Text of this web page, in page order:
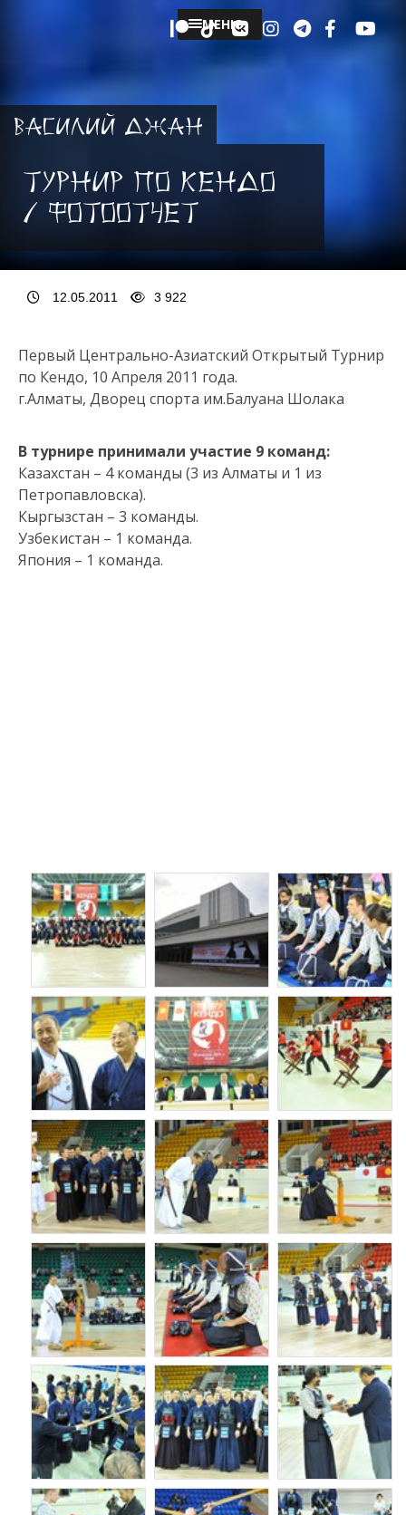
МЕНЮ
Василий Джан
Турнир по Кендо
/ Фотоотчет
12.05.2011 3 922
Первый Центрально-Азиатский Открытый Турнир
по Кендо, 10 Апреля 2011 года.
г.Алматы, Дворец спорта им.Балуана Шолака
В турнире принимали участие 9 команд:
Казахстан – 4 команды (3 из Алматы и 1 из
Петропавловска).
Кыргызстан – 3 команды.
Узбекистан – 1 команда.
Япония – 1 команда.